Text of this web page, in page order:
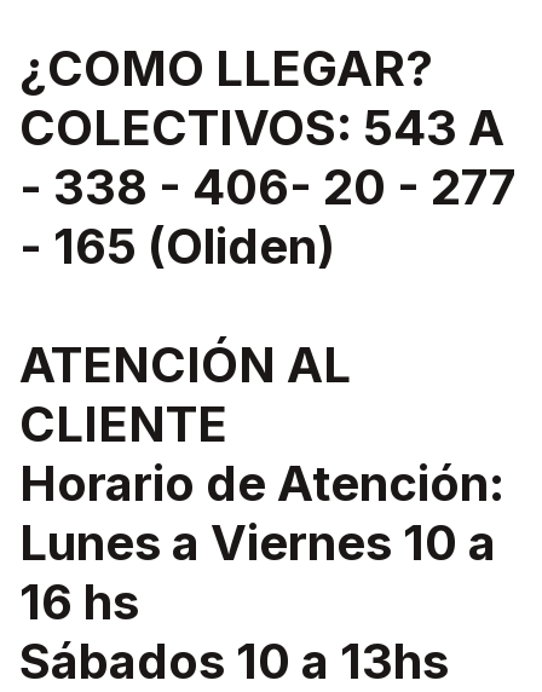
¿COMO LLEGAR?
COLECTIVOS: 543 A
- 338 - 406- 20 - 277
- 165 (Oliden)
ATENCIÓN AL
CLIENTE
Horario de Atención:
Lunes a Viernes 10 a
16 hs
Sábados 10 a 13hs